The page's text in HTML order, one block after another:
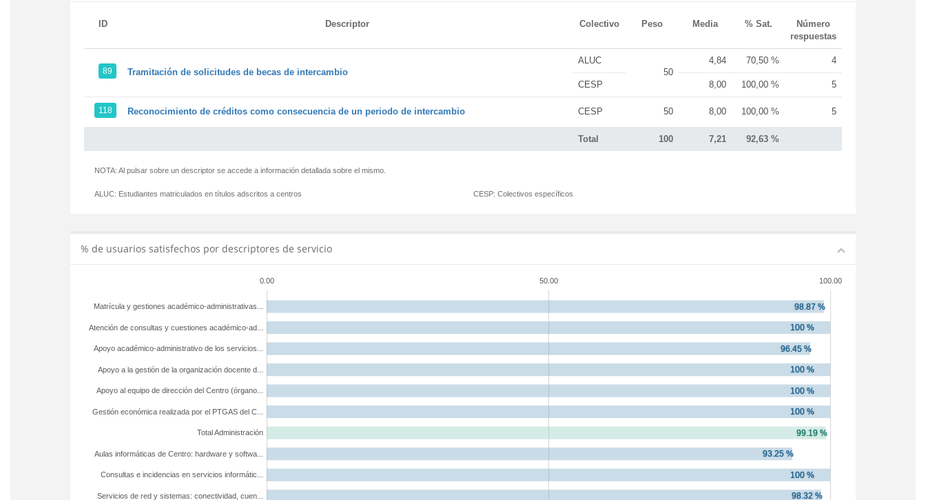
ID Descriptor Colectivo Peso Media % Sat.
Número
respuestas
Total 100 7,21 92,63 %
89 Tramitación de solicitudes de becas de intercambio
ALUC
50
4,84 70,50 % 4
CESP 8,00 100,00 % 5
118 Reconocimiento de créditos como consecuencia de un periodo de intercambio CESP 50 8,00 100,00 % 5
NOTA: Al pulsar sobre un descriptor se accede a información detallada sobre el mismo.
ALUC: Estudiantes matriculados en títulos adscritos a centros CESP: Colectivos específicos
% de usuarios satisfechos por descriptores de servicio
0.00 50.00 100.00
Servicios de red y sistemas: conectividad, cuen...
Consultas e incidencias en servicios informátic...
Aulas informáticas de Centro: hardware y softwa...
Total Administración
Gestión económica realizada por el PTGAS del C...
Apoyo al equipo de dirección del Centro (órgano...
Apoyo a la gestión de la organización docente d...
Apoyo académico-administrativo de los servicios...
Atención de consultas y cuestiones académico-ad...
Matrícula y gestiones académico-administrativas...